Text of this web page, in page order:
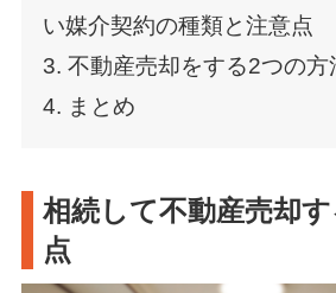
い媒介契約の種類と注意点
3. 不動産売却をする2つの方
4. まとめ
相続して不動産売却
点